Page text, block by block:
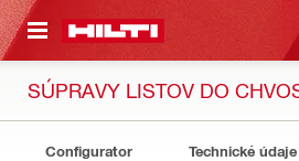
HLAVNÝ OBSAH
SÚPRAVY LISTOV DO
Configurator Technické údaje